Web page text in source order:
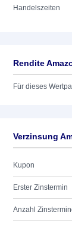
Handelszeiten
Rendite
Für dieses
Verzinsung
Kupon
Erster Zinstermin
Anzahl